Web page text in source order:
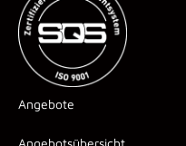
Angebote